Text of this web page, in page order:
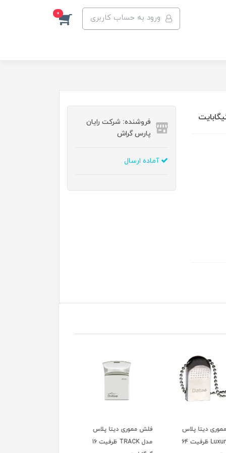
ورود به حساب کاربری 0
فروشنده: شرکت رایان
پارس گراش
آماده ارسال
دیتا پلاس
مدل TRACK ظرفیت 16
فلش مموری دیتا پلاس